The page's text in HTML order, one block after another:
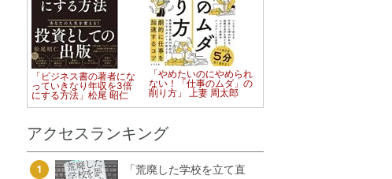
「ビジネス書の著者にな
っていきなり年収を3倍
にする方法」松尾 昭仁
「やめたいのにやめられ
ない！「仕事のムダ」の
削り方」 上妻 周太郎
アクセスランキング
1
「荒廃した学校を立て直